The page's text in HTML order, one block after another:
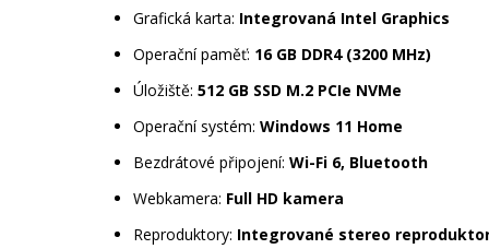
Grafická karta: Integrovaná Intel Graphics
Operační paměť: 16 GB DDR4 (3200 MHz)
Úložiště: 512 GB SSD M.2 PCIe NVMe
Operační systém: Windows 11 Home
Bezdrátové připojení: Wi-Fi 6, Bluetooth
Webkamera: Full HD kamera
Reproduktory: Integrované stereo